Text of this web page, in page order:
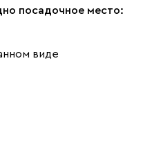
посадочное место:
виде